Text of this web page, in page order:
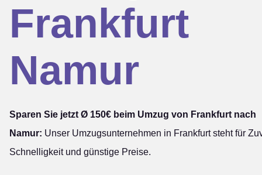
Frankfurt
Namur
Sparen Sie jetzt Ø 150€ beim Umzug von Frankfurt nach
Namur: Unser Umzugsunternehmen in Frankfurt steht für
Schnelligkeit und günstige Preise.